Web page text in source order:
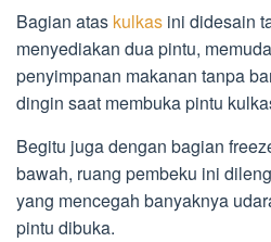
Bagian atas kulkas ini didesain
menyediakan dua pintu,
penyimpanan makanan tanpa
dingin saat membuka pintu
Begitu juga dengan bagian
bawah, ruang pembeku ini
yang mencegah banyaknya
pintu dibuka.